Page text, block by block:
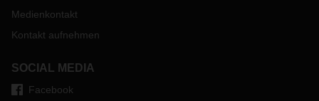
Medienkontakt
Kontakt aufnehmen
SOCIAL MEDIA
Facebook